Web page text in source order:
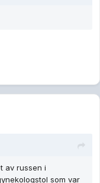
av russen i
som var